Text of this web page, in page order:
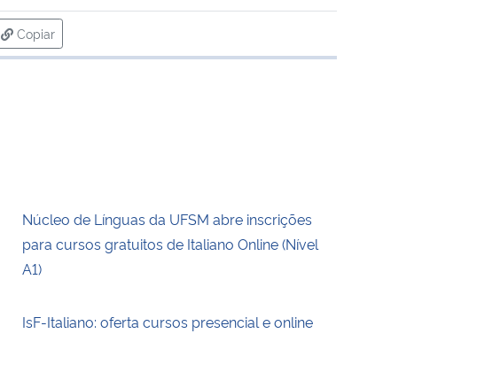
Copiar
para área de transferência
Núcleo de Línguas da UFSM abre inscrições
para cursos gratuitos de Italiano Online (Nível
A1)
IsF-Italiano: oferta cursos presencial e online